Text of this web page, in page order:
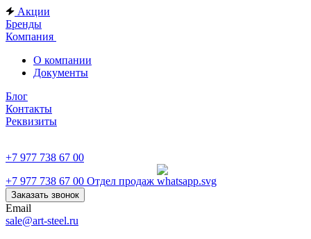
Акции
Бренды
Компания
О компании
Документы
Блог
Контакты
Реквизиты
+7 977 738 67 00
+7 977 738 67 00 Отдел продаж
Заказать звонок
Email
sale@art-steel.ru